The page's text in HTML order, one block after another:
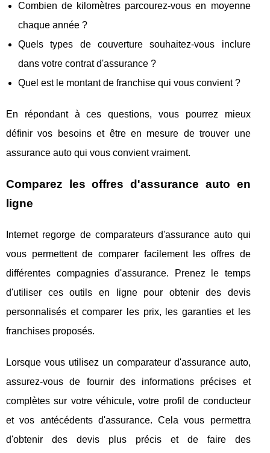
Combien de kilomètres parcourez-vous en moyenne
chaque année ?
Quels types de couverture souhaitez-vous inclure
dans votre contrat d'assurance ?
Quel est le montant de franchise qui vous convient ?
En répondant à ces questions, vous pourrez mieux
définir vos besoins et être en mesure de trouver une
assurance auto qui vous convient vraiment.
Comparez les offres d'assurance auto en
ligne
Internet regorge de comparateurs d'assurance auto qui
vous permettent de comparer facilement les offres de
différentes compagnies d'assurance. Prenez le temps
d'utiliser ces outils en ligne pour obtenir des devis
personnalisés et comparer les prix, les garanties et les
franchises proposés.
Lorsque vous utilisez un comparateur d'assurance auto,
assurez-vous de fournir des informations précises et
complètes sur votre véhicule, votre profil de conducteur
et vos antécédents d'assurance. Cela vous permettra
d'obtenir des devis plus précis et de faire des